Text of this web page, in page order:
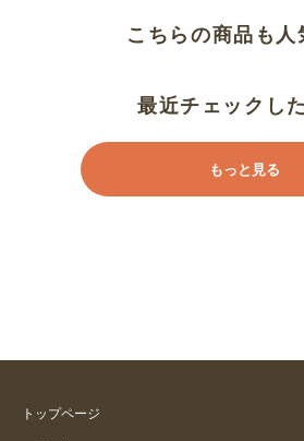
こちらの商品も人
最近チェックし
もっと見る
トップページ